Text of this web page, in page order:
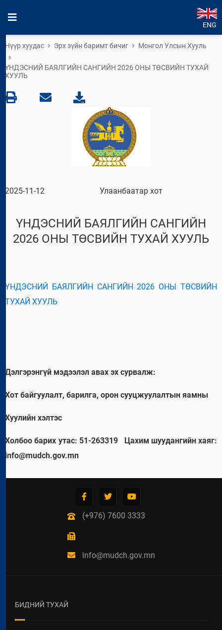
ENG
Нүүр хуудас Эрх зүйн баримт бичиг Монгол Улсын Хууль
ҮНДЭСНИЙ БАЯЛГИЙН САНГИЙН 2026 ОНЫ ТӨСВИЙН ТУХАЙ
ХУУЛЬ
2025-11-12 Улаанбаатар хот
ҮНДЭСНИЙ БАЯЛГИЙН САНГИЙН
2026 ОНЫ ТӨСВИЙН ТУХАЙ ХУУЛЬ
ҮНДЭСНИЙ БАЯЛГИЙН САНГИЙН 2026 ОНЫ ТӨСВИЙН
ТУХАЙ ХУУЛЬ
Дэлгэрэнгүй мэдээлэл авах эх сурвалж:
Хот байгуулалт, барилга, орон сууцжуулалтын яамны
Хуулийн хэлтэс
Холбоо барих утас: 51-263319
Цахим шуудангийн хаяг:
info@mudch.gov.mn
(+976) 7600 3333
info@mudch.gov.mn
БИДНИЙ ТУХАЙ